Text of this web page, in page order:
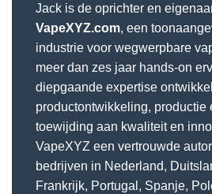
Jack is de oprichter en
VapeXYZ.com, een
industrie voor wegwerpbare
meer dan zes jaar hands-on
diepgaande expertise
productontwikkeling, productie
toewijding aan kwaliteit en
VapeXYZ een vertrouwde
bedrijven in Nederland,
Frankrijk, Portugal, Spanje,